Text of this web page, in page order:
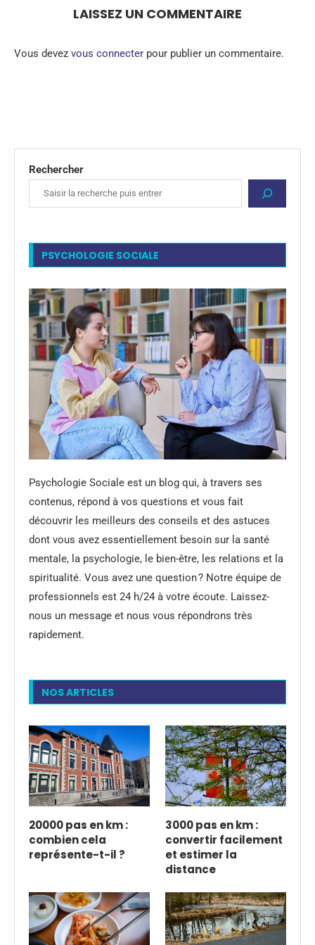
LAISSEZ UN COMMENTAIRE
Vous devez vous connecter pour publier un commentaire.
Rechercher
PSYCHOLOGIE SOCIALE
Psychologie Sociale est un blog qui, à travers ses
contenus, répond à vos questions et vous fait
découvrir les meilleurs des conseils et des astuces
dont vous avez essentiellement besoin sur la santé
mentale, la psychologie, le bien-être, les relations et la
spiritualité. Vous avez une question ? Notre équipe de
professionnels est 24 h/24 à votre écoute. Laissez-
nous un message et nous vous répondrons très
rapidement.
NOS ARTICLES
20000 pas en km :
combien cela
représente-t-il ?
3000 pas en km :
convertir facilement
et estimer la
distance